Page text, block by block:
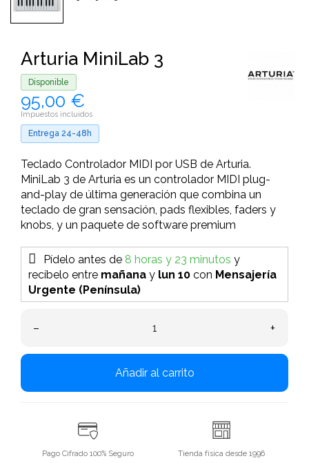
Arturia MiniLab 3
Disponible
95,00 €
Impuestos incluidos
Entrega 24-48h
Teclado Controlador MIDI por USB de Arturia.
MiniLab 3 de Arturia es un controlador MIDI plug-
and-play de última generación que combina un
teclado de gran sensación, pads flexibles, faders y
knobs, y un paquete de software premium
Pídelo antes de 8 horas y 23 minutos y
recíbelo entre mañana y lun 10 con Mensajería
Urgente (Península)
– +
Añadir al carrito
Pago Cifrado 100% Seguro Tienda física desde 1996